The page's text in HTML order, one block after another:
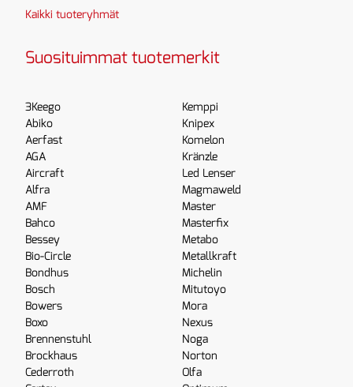
Kaikki tuoteryhmät
Suosituimmat tuotemerkit
3Keego
Abiko
Aerfast
AGA
Aircraft
Alfra
AMF
Bahco
Bessey
Bio-Circle
Bondhus
Bosch
Bowers
Boxo
Brennenstuhl
Brockhaus
Cederroth
Kemppi
Knipex
Komelon
Kränzle
Led Lenser
Magmaweld
Master
Masterfix
Metabo
Metallkraft
Michelin
Mitutoyo
Mora
Nexus
Noga
Norton
Olfa